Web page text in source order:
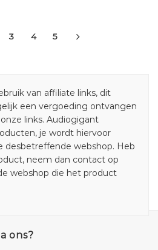
3 4 5
van affiliate links, dit
een vergoeding ontvangen
links. Audiogigant
je wordt hiervoor
desbetreffende webshop. Heb
neem dan contact op
webshop die het product
ons?